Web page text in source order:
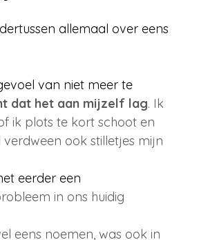
allemaal over eens
van niet meer te
dat het aan mijzelf lag. Ik
ik plots te kort schoot en
ook stilletjes mijn
eerder een
in ons huidig
eens noemen, was ook in